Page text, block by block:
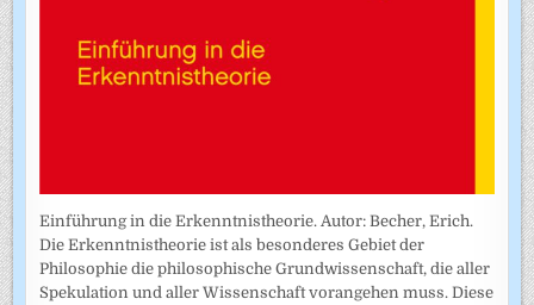
Einführung in die Erkenntnistheorie. Autor: Becher, Erich.
Die Erkenntnistheorie ist als besonderes Gebiet der
Philosophie die philosophische Grundwissenschaft, die aller
Spekulation und aller Wissenschaft vorangehen muss. Diese